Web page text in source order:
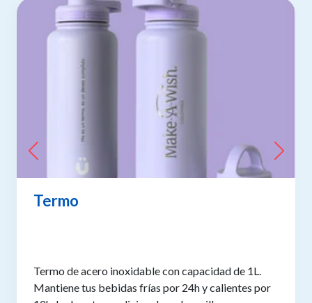
Termo
Termo de acero inoxidable con capacidad de 1L.
Mantiene tus bebidas frías por 24h y calientes por